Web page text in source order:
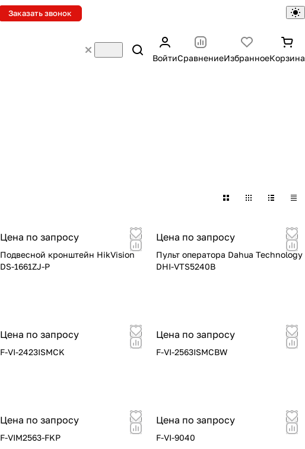
Заказать звонок
ВойтиСравнениеИзбранноеКорзина
Цена по запросу
Подвесной кронштейн HikVision
DS-1661ZJ-P
Цена по запросу
Пульт оператора Dahua Technology
DHI-VTS5240B
Цена по запросу
F-VI-2423ISMCK
Цена по запросу
F-VI-2563ISMCBW
Цена по запросу
F-VIM2563-FKP
Цена по запросу
F-VI-9040